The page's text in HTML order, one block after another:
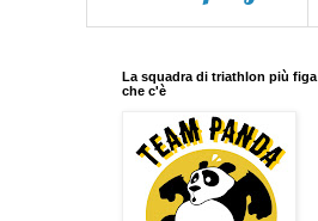
La squadra di triathlon più figa
che c'è